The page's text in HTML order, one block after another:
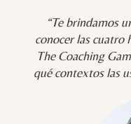
“Te brindamos
conocer las cuatro
The Coaching
qué contextos las